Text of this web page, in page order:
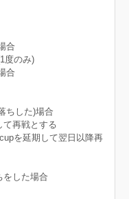
合
度のみ)
合
ちした)場合
再戦とする
を延期して翌日以降再
をした場合